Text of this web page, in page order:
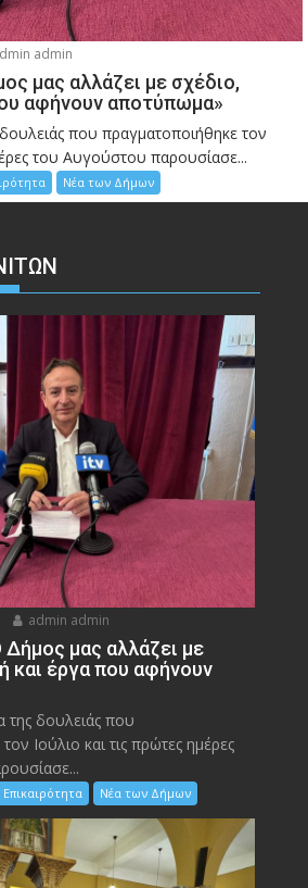
admin
μας αλλάζει με σχέδιο,
αφήνουν αποτύπωμα»
που πραγματοποιήθηκε τον
του Αυγούστου παρουσίασε...
Νέα των Δήμων
admin admin
μας αλλάζει με
και έργα που αφήνουν
της δουλειάς που
Ιούλιο και τις πρώτες ημέρες
Επικαιρότητα Νέα των Δήμων